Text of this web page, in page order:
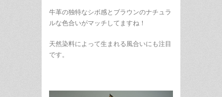
牛革の独特なシボ感とブラウンのナチュラ
ルな色合いがマッチしてますね！
天然染料によって生まれる風合いにも注目
です。